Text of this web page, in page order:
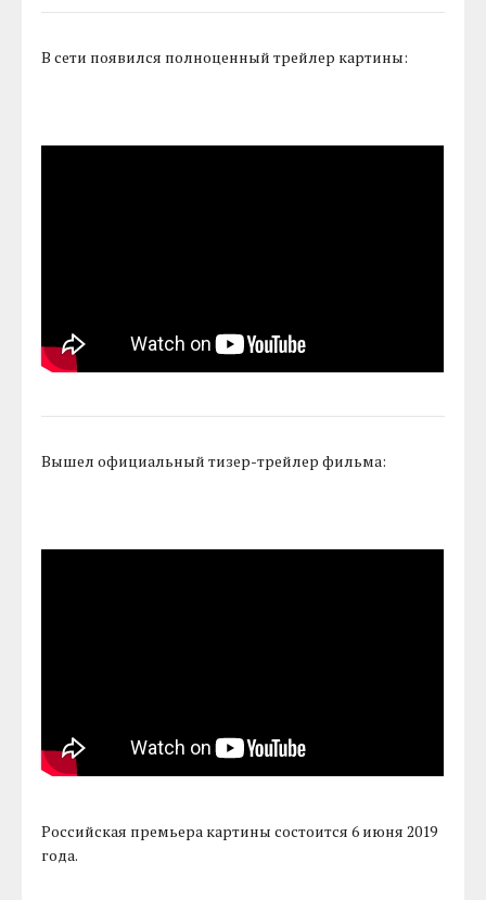
В сети появился полноценный трейлер картины:
Вышел официальный тизер-трейлер фильма:
Российская премьера картины состоится 6 июня 2019
года.